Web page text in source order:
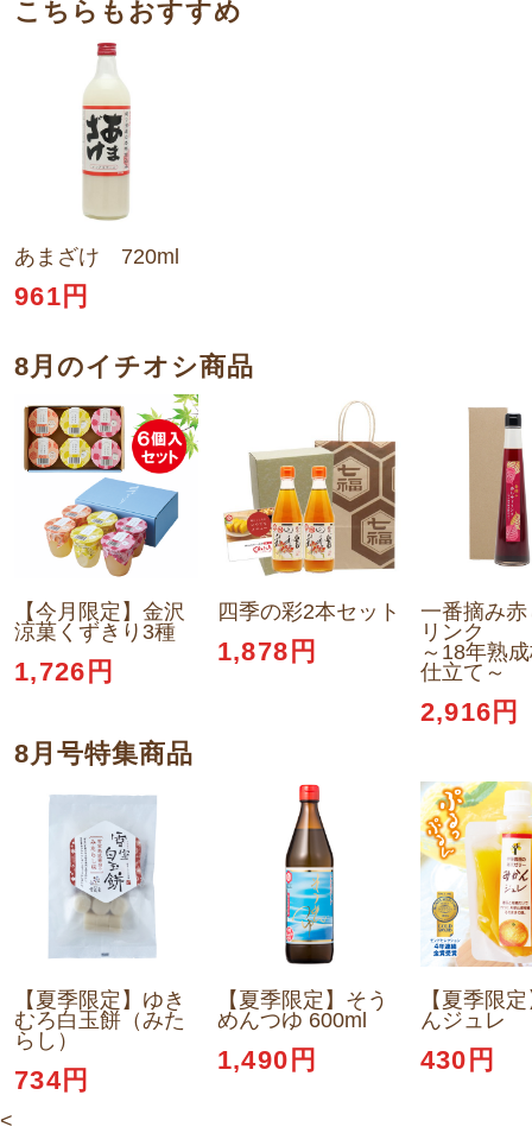
こちらもおすすめ
あまざけ 720ml
961円
8月のイチオシ商品
【今月限定】金沢
涼菓くずきり3種
1,726円
四季の彩2本セット
1,878円
一番摘み
リンク
～18年熟
仕立て～
2,916円
8月号特集商品
【夏季限定】ゆき
むろ白玉餅（みた
らし）
734円
【夏季限定】そう
めんつゆ 600ml
1,490円
【夏季限
んジュレ
430円
<